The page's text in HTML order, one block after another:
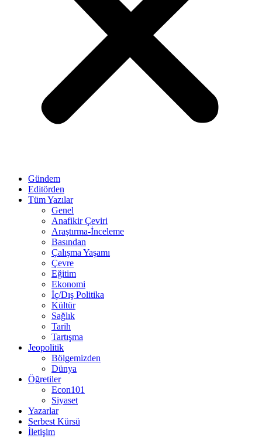
Gündem
Editörden
Tüm Yazılar
Genel
Anafikir Çeviri
Araştırma-İnceleme
Basından
Çalışma Yaşamı
Çevre
Eğitim
Ekonomi
İç/Dış Politika
Kültür
Sağlık
Tarih
Tartışma
Jeopolitik
Bölgemizden
Dünya
Öğretiler
Econ101
Siyaset
Yazarlar
Serbest Kürsü
İletişim